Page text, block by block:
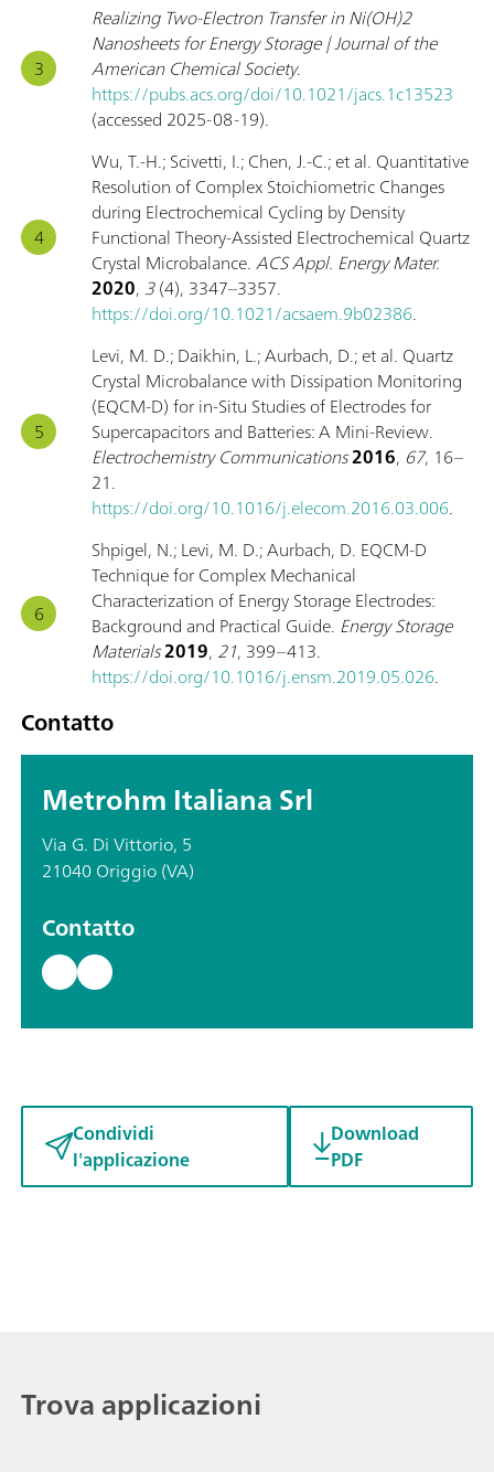
Realizing Two-Electron Transfer in Ni(OH)2
Nanosheets for Energy Storage | Journal of the
American Chemical Society.
https://pubs.acs.org/doi/10.1021/jacs.1c13523
(accessed 2025-08-19).
Wu, T.-H.; Scivetti, I.; Chen, J.-C.; et al. Quantitative
Resolution of Complex Stoichiometric Changes
during Electrochemical Cycling by Density
Functional Theory-Assisted Electrochemical Quartz
Crystal Microbalance.ACS Appl. Energy Mater.
2020, 3(4), 3347–3357.
https://doi.org/10.1021/acsaem.9b02386.
Levi, M. D.; Daikhin, L.; Aurbach, D.; et al. Quartz
Crystal Microbalance with Dissipation Monitoring
(EQCM-D) for in-Situ Studies of Electrodes for
Supercapacitors and Batteries: A Mini-Review.
Electrochemistry Communications2016, 67, 16–
21.
https://doi.org/10.1016/j.elecom.2016.03.006.
Shpigel, N.; Levi, M. D.; Aurbach, D. EQCM-D
Technique for Complex Mechanical
Characterization of Energy Storage Electrodes:
Background and Practical Guide. Energy Storage
Materials2019, 21, 399–413.
https://doi.org/10.1016/j.ensm.2019.05.026.
Contatto
Metrohm Italiana Srl
Via G. Di Vittorio, 5
21040 Origgio (VA)
Contatto
Condividi
l'applicazione
Download
PDF
Trova applicazioni